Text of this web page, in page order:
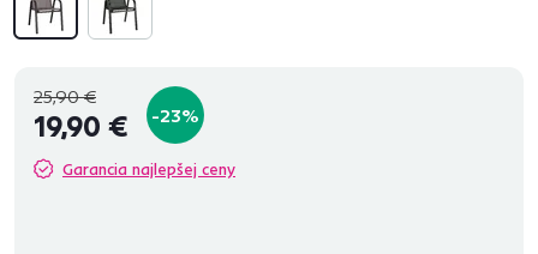
25,90 €
19,90 € -23%
Garancia najlepšej ceny